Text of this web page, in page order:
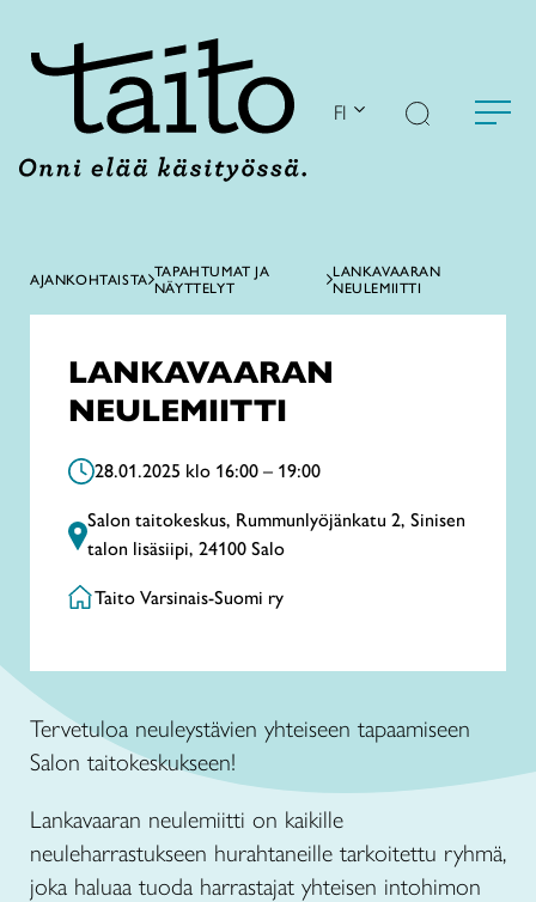
FI
AJANKOHTAISTA TAPAHTUMAT JA
NÄYTTELYT
LANKAVAARAN
NEULEMIITTI
LANKAVAARAN
NEULEMIITTI
28.01.2025 klo 16:00 – 19:00
Salon taitokeskus, Rummunlyöjänkatu 2, Sinisen
talon lisäsiipi, 24100 Salo
Taito Varsinais-Suomi ry
Tervetuloa neuleystävien yhteiseen tapaamiseen
Salon taitokeskukseen!
Lankavaaran neulemiitti on kaikille
neuleharrastukseen hurahtaneille tarkoitettu ryhmä,
joka haluaa tuoda harrastajat yhteisen intohimon